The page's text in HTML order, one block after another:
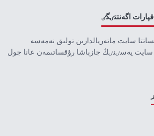
سايت ماتەريالدارىن تولىق نەمەسە
يەسٸنٸڭ جازباشا رۇقساتىمەن عانا جول